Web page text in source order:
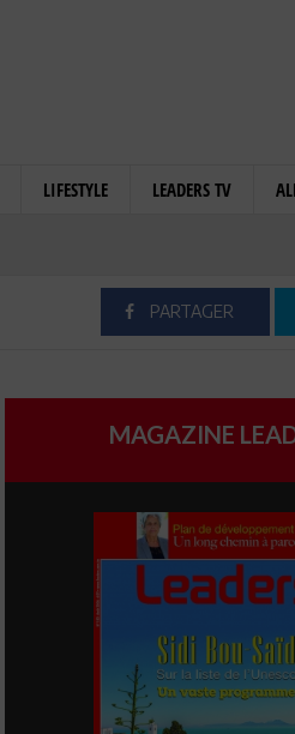
LIFESTYLE LEADERS TV
PARTAGER
MAGAZINE